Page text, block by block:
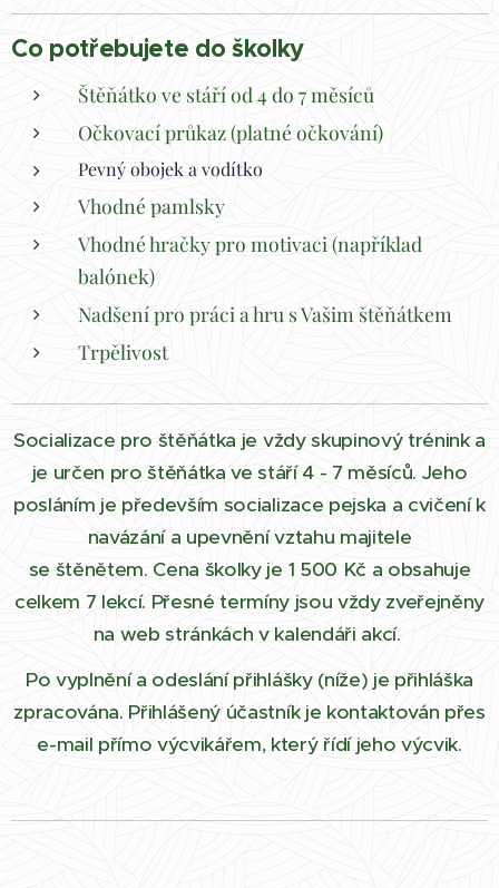
Co potřebujete do školky
Štěňátko ve stáří od 4 do 7 měsíců
Očkovací průkaz (platné očkování)
Pevný obojek a vodítko
Vhodné pamlsky
Vhodné hračky pro motivaci (například
balónek)
Nadšení pro práci a hru s Vašim štěňátkem
Trpělivost
Socializace pro štěňátka je vždy skupinový trénink a
je určen pro štěňátka ve stáří 4 - 7 měsíců. Jeho
posláním je především socializace pejska a cvičení k
navázání a upevnění vztahu majitele
se štěnětem. Cena školky je 1 500 Kč a obsahuje
celkem 7 lekcí. Přesné termíny jsou vždy zveřejněny
na web stránkách v kalendáři akcí.
Po vyplnění a odeslání přihlášky (níže) je přihláška
zpracována. Přihlášený účastník je kontaktován přes
e-mail přímo výcvikářem, který řídí jeho výcvik.